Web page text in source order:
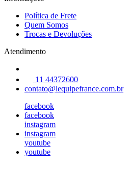
Política de Frete
Quem Somos
Trocas e Devoluções
Atendimento
11 44372600
contato@lequipefrance.com.br
facebook
facebook
instagram
instagram
youtube
youtube